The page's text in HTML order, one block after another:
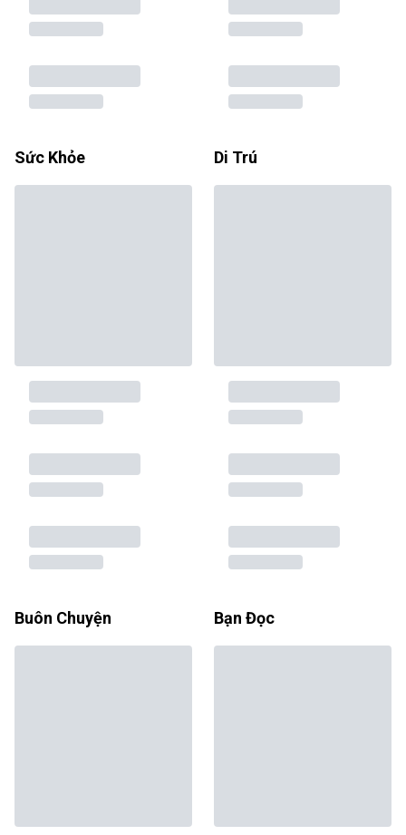
Sức Khỏe Di Trú
Buôn Chuyện Bạn Đọc